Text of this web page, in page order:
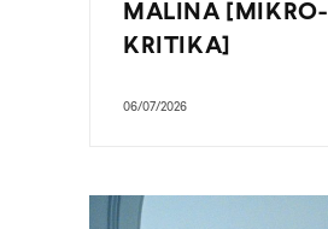
MALINA [MIKRO-
KRITIKA]
06/07/2026